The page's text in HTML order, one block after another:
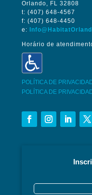
Orlando, FL 32808
t: (407) 648-4567
f: (407) 648-4450
e:
Horário de
POLÍTICA DE
POLÍTICA DE